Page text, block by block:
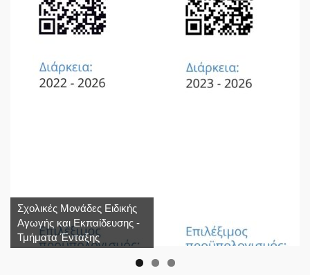
Σχολικές Μονάδες Ειδικής
Αγωγής και Εκπαίδευσης -
Τμήματα Ένταξης